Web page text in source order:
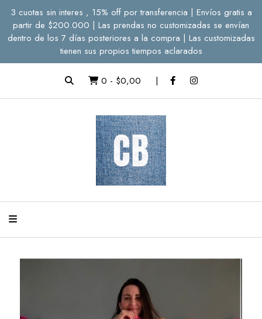
3 cuotas sin interes , 15% off por transferencia | Envíos gratis a
partir de $200.000 | Las prendas no customizadas se envían
dentro de los 7 días posteriores a la compra | Las customizadas
tienen sus propios tiempos aclarados
0 - $0,00